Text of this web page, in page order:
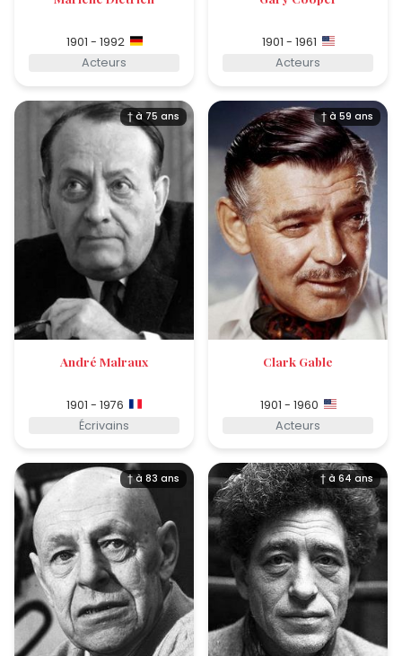
1901 - 1992
Acteurs
1901 - 1961
Acteurs
† à 75 ans
André Malraux
1901 - 1976
Écrivains
† à 59 ans
Clark Gable
1901 - 1960
Acteurs
† à 83 ans † à 64 ans